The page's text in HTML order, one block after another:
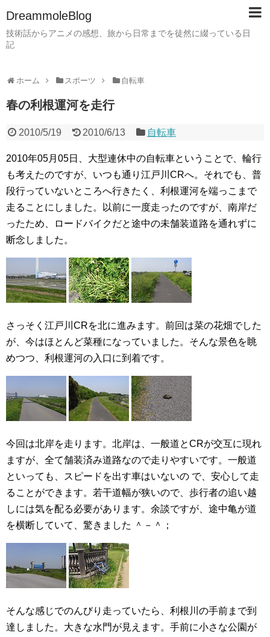
DreammoleBlog
技術話からアニメの感想、旅から日常までを徒然に綴っている日
記
ホーム スポーツ 自転車
春の利根運河を走行
2010/5/19 2010/6/13 自転車
2010年05月05日、大型連休中の自転車ということで、輪行
も考えたのですが、いつも通り江戸川CRへ。それでも、普
段行っていないところへ行きたく、利根運河を端っこまで
走ることにしました。以前に一度走ったのですが、南岸だ
ったため、ロードバイクだと途中の未舗装道路を通れずに
断念しました。
さっそく江戸川CRを北に進みます。前回は菜の花畑でした
が、今はほとんど菜種になっていました。そんな景色を眺
めつつ、利根運河の入口に到着です。
今回は北岸を走ります。北岸は、一般道とCRが交互に現れ
ますが、全て舗装済み道路なので走りやすいです。一般道
といっても、スピードを出す車はいないの で、安心して走
ることができます。若干道幅が狭いので、歩行者の追い越
しには気を配る必要があります。余談ですが、途中亀が道
を横断していて、驚きました ＾－＾；
そんな感じでのんびり走っていたら、利根川の手前まで到
達しました。大きな水門が見えます。手前に小さな公園が